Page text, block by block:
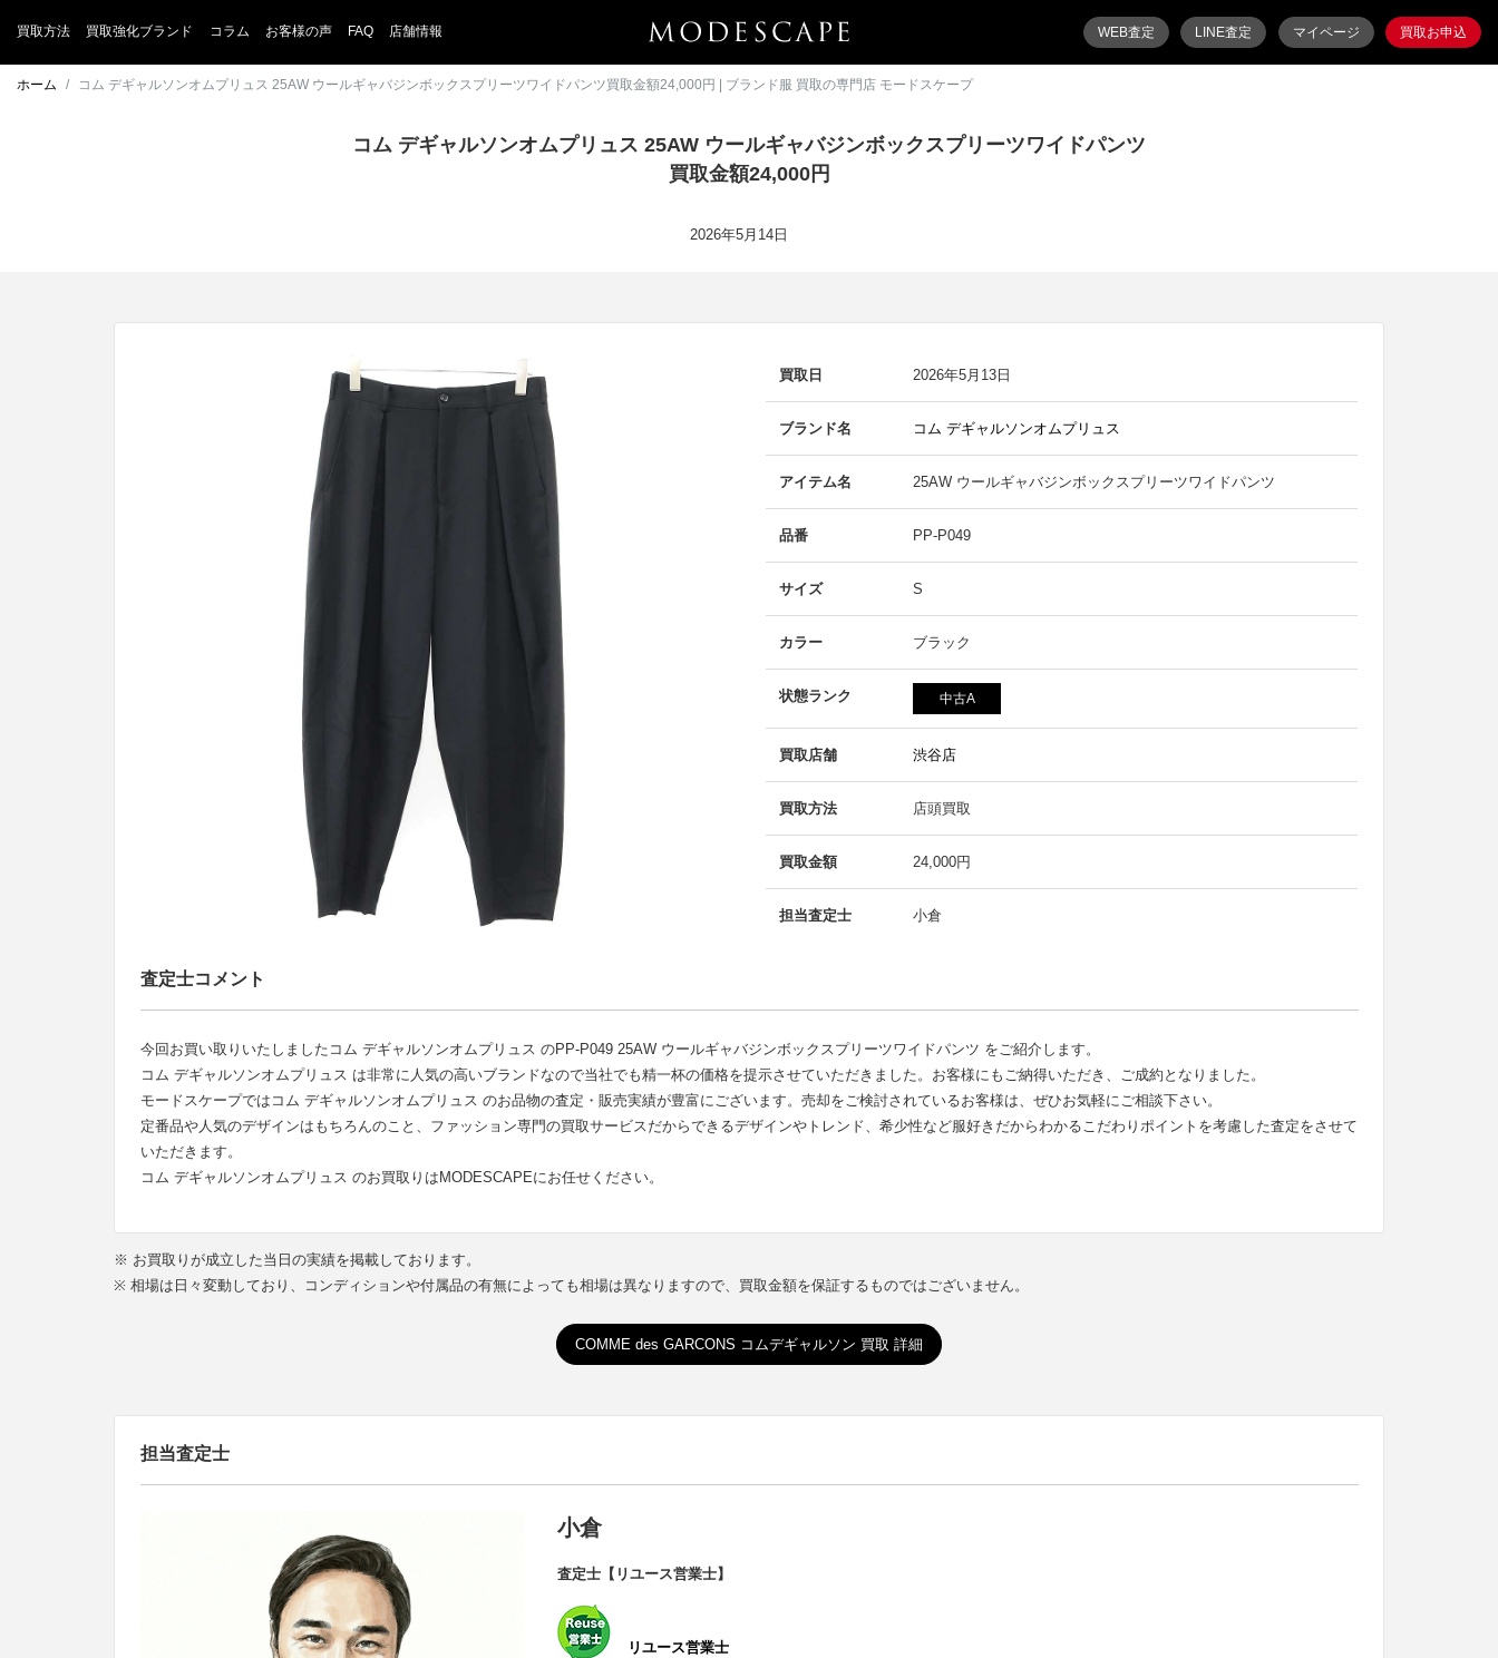
買取方法 買取強化ブランド コラム お客様の声 FAQ 店舗情報 WEB査定 LINE査定 マイページ 買取お申込
ホーム コム デギャルソンオムプリュス 25AW ウールギャバジンボックスプリーツワイドパンツ買取金額24,000円 | ブランド服 買取の専門店 モードスケープ
コム デギャルソンオムプリュス 25AW ウールギャバジンボックスプリーツワイドパンツ
買取金額24,000円
2026年5月14日
買取日 2026年5月13日
ブランド名 コム デギャルソンオムプリュス
アイテム名 25AW ウールギャバジンボックスプリーツワイドパンツ
品番 PP-P049
サイズ S
カラー ブラック
状態ランク 中古A
買取店舗 渋谷店
買取方法 店頭買取
買取金額 24,000円
担当査定士 小倉
査定士コメント
今回お買い取りいたしましたコム デギャルソンオムプリュス のPP-P049 25AW ウールギャバジンボックスプリーツワイドパンツ をご紹介します。
コム デギャルソンオムプリュス は非常に人気の高いブランドなので当社でも精一杯の価格を提示させていただきました。お客様にもご納得いただき、ご成約となりました。
モードスケープではコム デギャルソンオムプリュス のお品物の査定・販売実績が豊富にございます。売却をご検討されているお客様は、ぜひお気軽にご相談下さい。
定番品や人気のデザインはもちろんのこと、ファッション専門の買取サービスだからできるデザインやトレンド、希少性など服好きだからわかるこだわりポイントを考慮した査定をさせて
いただきます。
コム デギャルソンオムプリュス のお買取りはMODESCAPEにお任せください。
※ お買取りが成立した当日の実績を掲載しております。
※ 相場は日々変動しており、コンディションや付属品の有無によっても相場は異なりますので、買取金額を保証するものではございません。
COMME des GARCONS コムデギャルソン 買取 詳細
担当査定士
小倉
査定士【リユース営業士】
リユース営業士